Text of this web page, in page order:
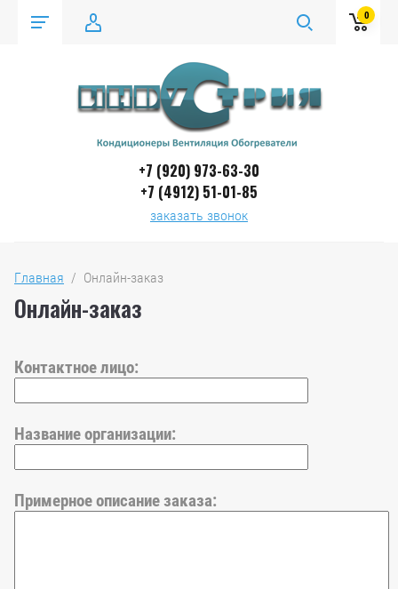
0
+7 (920) 973-63-30
+7 (4912) 51-01-85
заказать звонок
Главная
  /  Онлайн-заказ
Онлайн-заказ
Контактное лицо:
Название организации:
Примерное описание заказа: